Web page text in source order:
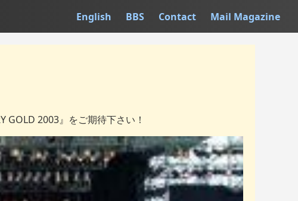
English BBS Contact Mail Magazine
GOLD 2003』をご期待下さい！